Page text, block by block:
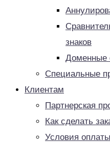
знаков
Доменные
Специальные
Клиентам
Партнерская
Как сделать
Условия оплаты